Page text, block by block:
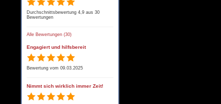
Durchschnittsbewertung 4,9 aus 30
Bewertungen
Alle Bewertungen (30)
Engagiert und hilfsbereit
Bewertung vom 09.03.2025
Nimmt sich wirklich immer Zeit!